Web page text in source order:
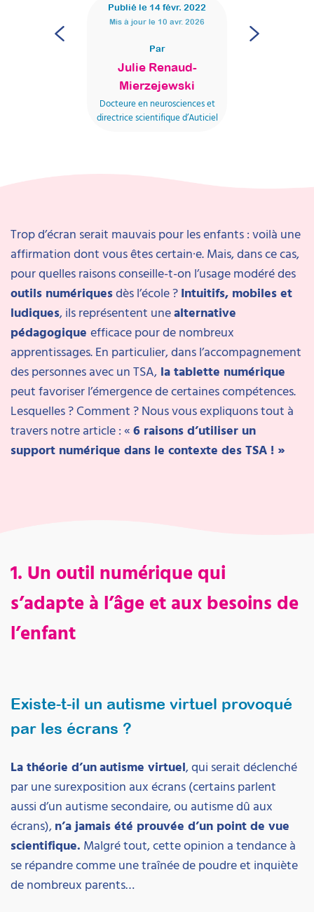
Publié le 14 févr. 2022
Mis à jour le 10 avr. 2026
Par
Julie Renaud-
Mierzejewski
Docteure en neurosciences et
directrice scientifique d’Auticiel
Trop d’écran serait mauvais pour les enfants : voilà une
affirmation dont vous êtes certain·e. Mais, dans ce cas,
pour quelles raisons conseille-t-on l’usage modéré des
outils numériquesdès l’école ?Intuitifs, mobiles et
ludiques, ils représentent unealternative
pédagogique efficace pour de nombreux
apprentissages. En particulier, dans l’accompagnement
des personnes avec un TSA, la tablette numérique
peut favoriser l’émergence de certaines compétences.
Lesquelles ? Comment ? Nous vous expliquons tout à
travers notre article : «6 raisons d’utiliser un
support numérique dans le contexte des TSA ! »
1. Un outil numérique qui
s’adapte à l’âge et aux besoins de
l’enfant
Existe-t-il un autisme virtuel provoqué
par les écrans ?
La théorie d’unautisme virtuel, qui serait déclenché
par une surexposition aux écrans (certains parlent
aussi d’un autisme secondaire, ou autisme dû aux
écrans),n’a jamais été prouvée d’un point de vue
scientifique. Malgré tout, cette opinion a tendance à
se répandre comme une traînée de poudre et inquiète
de nombreux parents…